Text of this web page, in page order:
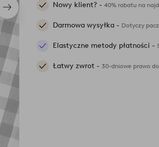
Następny
produkt
Nowy klient? -40% rabatu na
Darmowa wysyłka - Dotyczy
Elastyczne metody płatności -
Łatwy zwrot -30-dniowe prawo